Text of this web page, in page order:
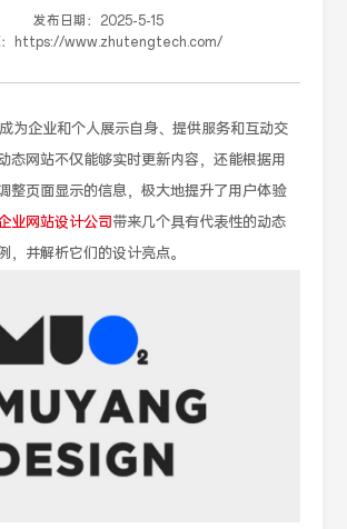
发布日期：
2025-5-15
https://www.zhutengtech.com/
为企业和个人展示自身、提供服务和互动交
态网站不仅能够实时更新内容，还能根据用
整页面显示的信息，极大地提升了用户体验
业网站设计公司带来几个具有代表性的动态
，并解析它们的设计亮点。